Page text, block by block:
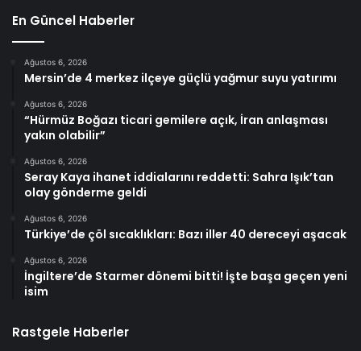
En Güncel Haberler
Ağustos 6, 2026
Mersin’de 4 merkez ilçeye güçlü yağmur suyu yatırımı
Ağustos 6, 2026
“Hürmüz Boğazı ticari gemilere açık, İran anlaşması
yakın olabilir”
Ağustos 6, 2026
Seray Kaya ihanet iddialarını reddetti: Sahra Işık’tan
olay gönderme geldi
Ağustos 6, 2026
Türkiye’de çöl sıcaklıkları: Bazı iller 40 dereceyi aşacak
Ağustos 6, 2026
İngiltere’de Starmer dönemi bitti! İşte başa geçen yeni
isim
Rastgele Haberler